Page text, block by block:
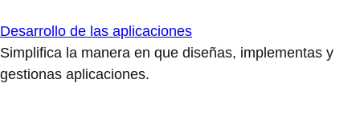
Desarrollo de las aplicaciones
Simplifica la manera en que diseñas, implementas y
gestionas aplicaciones.